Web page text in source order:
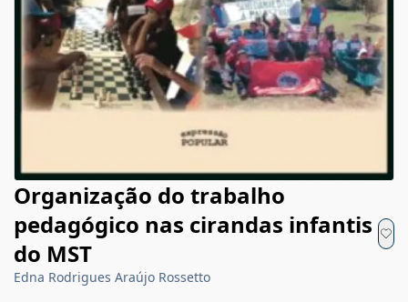
Organização do trabalho
pedagógico nas cirandas infantis
do MST
Edna Rodrigues Araújo Rossetto